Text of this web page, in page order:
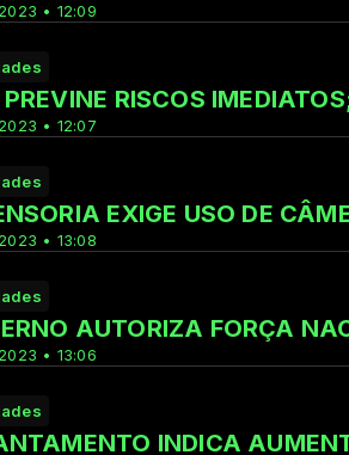
• 12:09
• 12:07
PREVINE RISCOS
• 13:08
EXIGE USO DE
• 13:06
AUTORIZA FORÇA
INDICA